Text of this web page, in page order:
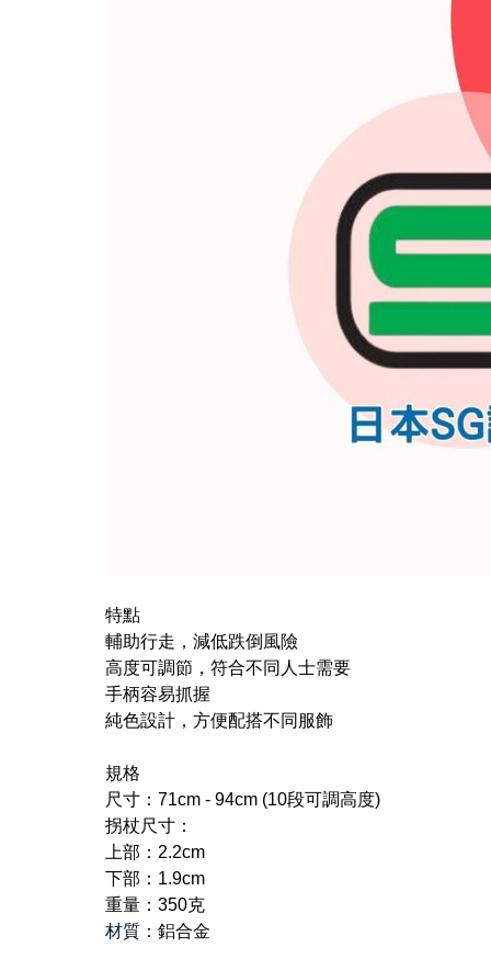
特點
輔助行走，減低跌倒風險
高度可調節，符合不同人士需要
手柄容易抓握
純色設計，方便配搭不同服飾
規格​
尺寸：71cm - 94cm (10段可調高度)
拐杖尺寸：
上部：2.2cm
下部：1.9cm
重量：350克
材質 ：鋁合金